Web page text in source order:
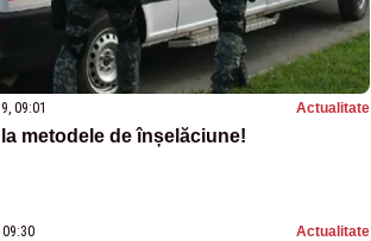
09:01 Actualitate
metodele de înșelăciune!
Actualitate